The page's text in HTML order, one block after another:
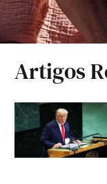
Artigos